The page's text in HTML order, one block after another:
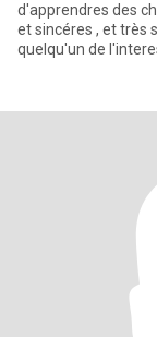
d'apprendres des
et sincéres , et très
quelqu'un de